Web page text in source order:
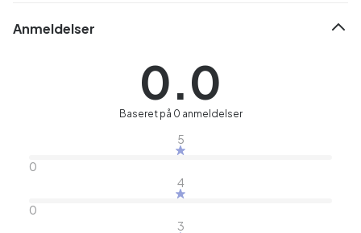
Anmeldelser
0.0
Baseret på 0 anmeldelser
5
0
4
0
3